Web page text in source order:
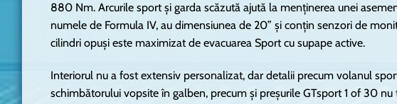
880 Nm. Arcurile sport și garda scăzută ajută la menținerea unei
numele de Formula IV, au dimensiunea de 20” și conțin senzori de
cilindri opuși este maximizat de evacuarea Sport cu supape active.
Interiorul nu a fost extensiv personalizat, dar detalii precum volanul
schimbătorului vopsite în galben, precum și preșurile GTsport 1 of 30